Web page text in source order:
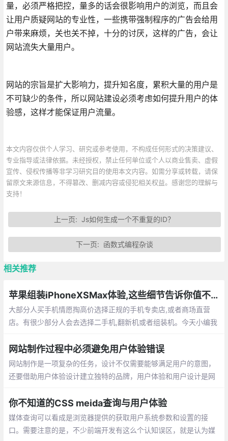
量，必须严格把控，量多的话会很影响用户的浏览，而且会
让用户质疑网站的专业性，一些携带强制程序的广告会给用
户带来麻烦，关也关不掉，十分的讨厌，这样的广告，会让
网站流失大量用户。
网站的宗旨是扩大影响力，提升知名度，累积大量的用户是
不可缺少的条件，所以网站建设必须考虑如何提升用户的体
验感，这样才能保证用户流量。
本文内容仅供个人学习、研究或参考使用，不构成任何形式的决策建议、
专业指导或法律依据。未经授权，禁止任何单位或个人以商业售卖、虚假
宣传、侵权传播等非学习研究目的使用本文内容。如需分享或转载，请保
留原文来源信息，不得篡改、删减内容或侵犯相关权益。感谢您的理解与
支持！
上一页:Js如何生成一个不重复的ID？
下一页: 函数式编程杂谈
相关推荐
苹果组装iPhoneXSMax体验,这些细节告诉你值不值得买
大部分人买手机情愿掏高价选择正规的手机专卖店,或者商场直营
店。有很少部分人会去选择二手机,翻新机或者组装机。今天小编我
网站制作过程中必须避免用户体验错误
网站制作是一项复杂的任务，设计不仅需要能够满足用户的意图，
还要借助用户体验设计建立独特的品牌，用户体验和用户设计是网
可或缺的角色，对于专业水平要求也非常高
你不知道的CSS meida查询与用户体验
媒体查询可以看成是浏览器提供的获取⽤户系统参数和设置的接
⼝。需要注意的是，不少前端开发有这么个认知误区，就是认为媒